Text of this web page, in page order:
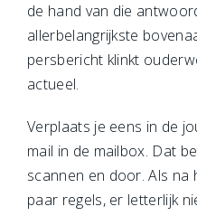
de hand van die
allerbelangrijkste
persbericht klinkt
actueel.
Verplaats je eens in de
mail in de mailbox. Dat
scannen en door. Als na
paar regels, er letterlijk